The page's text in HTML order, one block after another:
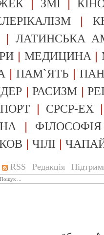
| ЗМІ |
|
| ЛАТИНСЬКА
| МЕДИЦИНА |
|ПАМ`ЯТЬ |
|РАСИЗМ |
| СРСР-EX
| ФІЛОСОФІЯ
| ЧІЛІ |
RSS Редакція